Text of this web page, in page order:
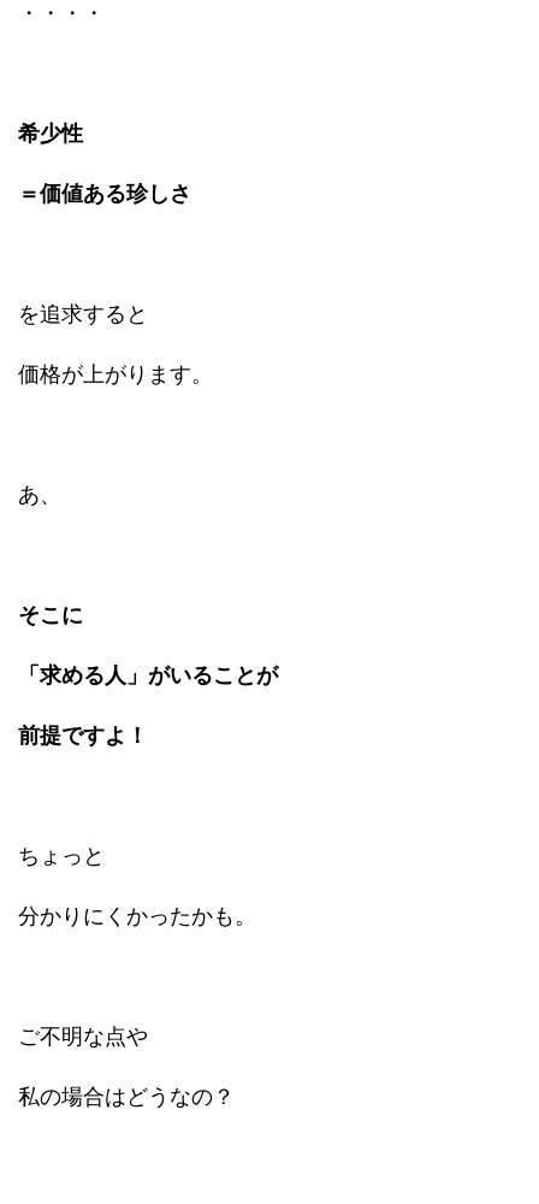
・・・・
希少性
＝価値ある珍しさ
を追求すると
価格が上がります。
あ、
そこに
「求める人」がいることが
前提ですよ！
ちょっと
分かりにくかったかも。
ご不明な点や
私の場合はどうなの？